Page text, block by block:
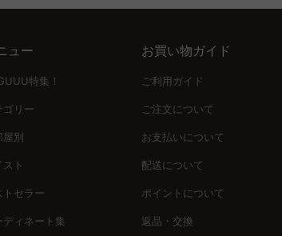
とも重要です。CAGUUUのバーチャルショールー
た耐久性が、快適な座り心地を提供します。柔らか
品質への信頼性を証明しています。
ェックして、部屋の魅力を最大化しましょう。おし
ュー
特集！
ゴリー
屋別
スト
トセラー
ディネート集
お買い物ガイド
ご利用ガイド
ご注文について
お支払いについて
配送について
ポイントについて
返品・交換